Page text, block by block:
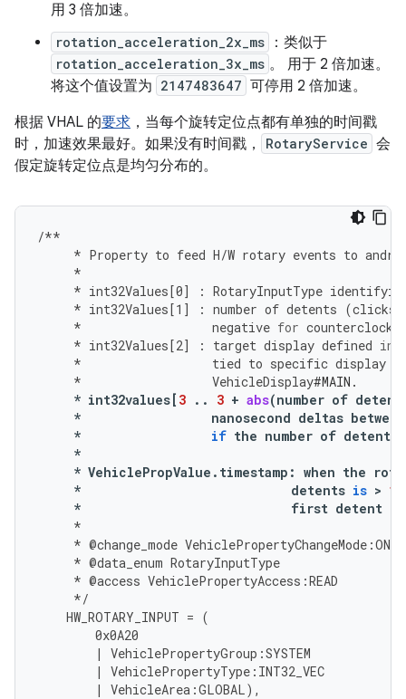
用 3 倍加速。
rotation_acceleration_2x_ms ：类似于
rotation_acceleration_3x_ms 。 用于 2 倍加速。
将这个值设置为 2147483647 可停用 2 倍加速。
根据 VHAL 的要求 ，当每个旋转定位点都有单独的时间戳
时，加速效果最好。如果没有时间戳，
RotaryService 会
假定旋转定位点是均匀分布的。
/**
* Property to feed H/W rotary events to
*
* int32Values[0] : RotaryInputType
* int32Values[1 ] : number of detents (clicks
*
negative for
* int32Values[2] : target display defined in
*
tied to specific display
*
VehicleDisplay#MAIN.
* int32values[ 3 .. 3 + abs(number of
*
nanosecond deltas between
*
if the number of detents
*
* VehiclePropValue . timestamp : when the
*
detents is > 1
*
first detent
*
* @change_mode VehiclePropertyChangeMode :
* @data_enum RotaryInputType
* @access VehiclePropertyAccess :READ
*/
HW_ROTARY_INPUT = (
0x0A20
|
VehiclePropertyGroup :SYSTEM
|
VehiclePropertyType : INT32_VEC
|
VehicleArea :GLOBAL),